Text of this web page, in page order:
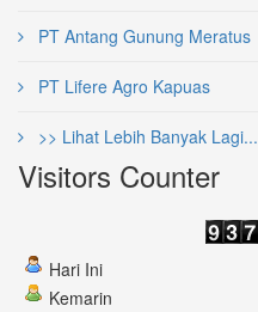
PT Antang Gunung Meratus
PT Lifere Agro Kapuas
>> Lihat Lebih Banyak Lagi...
Visitors Counter
Hari Ini
Kemarin